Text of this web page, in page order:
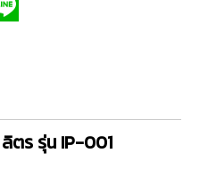
ตร รุ่น IP-001